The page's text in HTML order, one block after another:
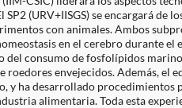
(URV+IISGS) se encargará de
con animales. Ambos
en el cerebro durante el
del consumo de fosfolípidos
roedores envejecidos. Además, el
y ha desarrollado procedimientos
alimentaria. Toda esta